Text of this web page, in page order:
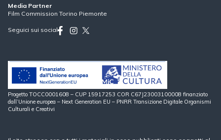
Media Partner
Film Commission Torino Piemonte
Seguici sui social
Progetto TOCC0001608 – CUP 15917253 COR C67J23003100008 finanziato
dall’Unione europea – Next Generation EU – PNRR Transizione Digitale Organismi
Culturali e Creativi